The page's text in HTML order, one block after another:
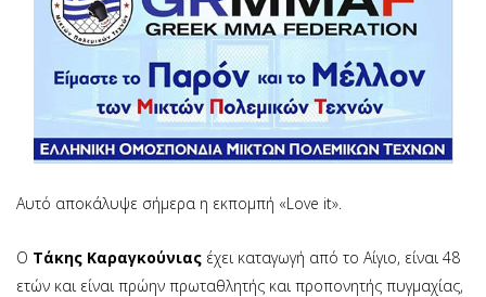
Αυτό αποκάλυψε σήμερα η εκπομπή «Love it».
Ο Τάκης Καραγκούνιας έχει καταγωγή από το Αίγιο, είναι 48
ετών και είναι πρώην πρωταθλητής και προπονητής πυγμαχίας,